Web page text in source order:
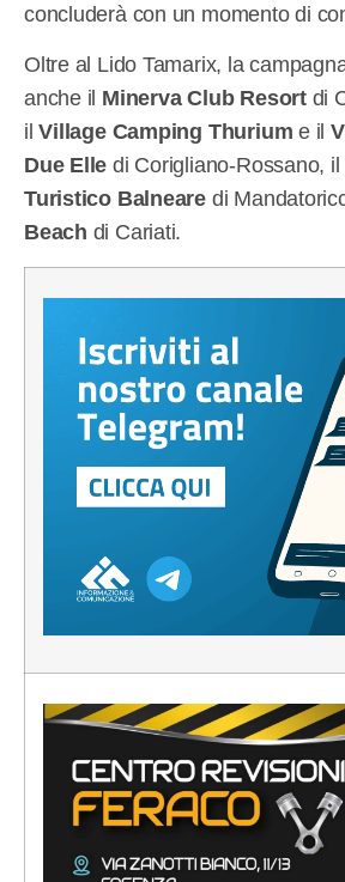
concluderà con un momento di
Oltre al Lido Tamarix, la
anche il Minerva Club Resortdi
ilVillage Camping Thurium e il
Due Elle di Corigliano-Rossano, il
Turistico Balneare di
Beach di Cariati.